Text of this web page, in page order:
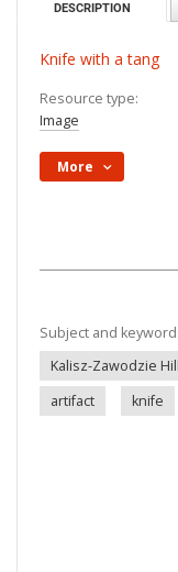
DESCRIPTION
Knife with a tang
Resource type:
Image
More
Subject and
Kalisz-Zawodzie
artifact
knife